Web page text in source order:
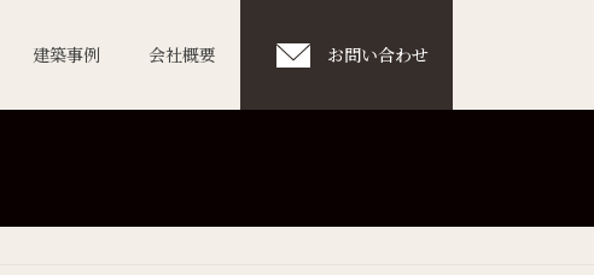
建築事例 会社概要 お問い合わせ